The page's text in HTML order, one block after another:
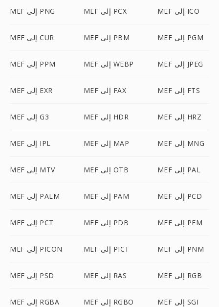
MEF إلى PNG MEF إلى PCX MEF إلى ICO
MEF إلى CUR MEF إلى PBM MEF إلى PGM
MEF إلى PPM MEF إلى WEBP MEF إلى JPEG
MEF إلى EXR MEF إلى FAX MEF إلى FTS
MEF إلى G3 MEF إلى HDR MEF إلى HRZ
MEF إلى IPL MEF إلى MAP MEF إلى MNG
MEF إلى MTV MEF إلى OTB MEF إلى PAL
MEF إلى PALM MEF إلى PAM MEF إلى PCD
MEF إلى PCT MEF إلى PDB MEF إلى PFM
MEF إلى PICON MEF إلى PICT MEF إلى PNM
MEF إلى PSD MEF إلى RAS MEF إلى RGB
MEF إلى RGBA MEF إلى RGBO MEF إلى SGI